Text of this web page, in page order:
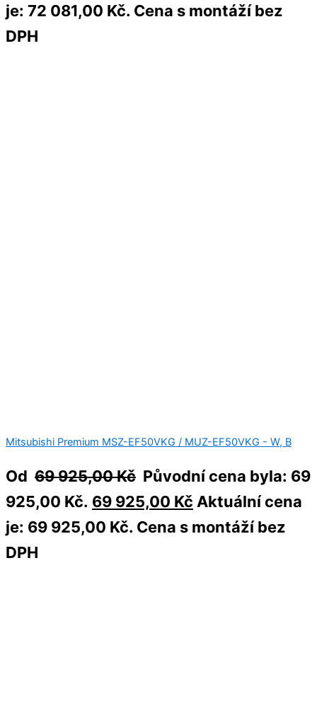
je: 72 081,00 Kč. Cena s montáží bez
DPH
Mitsubishi Premium MSZ-EF50VKG / MUZ-EF50VKG - W, B
Od 69 925,00Kč Původní cena byla: 69
925,00 Kč. 69 925,00 Kč Aktuální cena
je: 69 925,00 Kč. Cena s montáží bez
DPH